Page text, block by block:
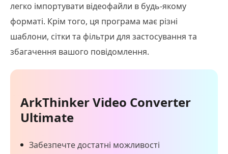
легко імпортувати відеофайли в будь-якому
форматі. Крім того, ця програма має різні
шаблони, сітки та фільтри для застосування та
збагачення вашого повідомлення.
ArkThinker Video Converter
Ultimate
Забезпечте достатні можливості